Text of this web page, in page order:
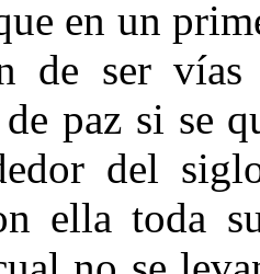
en un
de ser vías
paz si se
del
ella toda